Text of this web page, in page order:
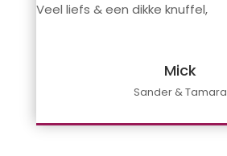
Veel liefs & een dikke knuffel,
Mick
Sander & Tamara